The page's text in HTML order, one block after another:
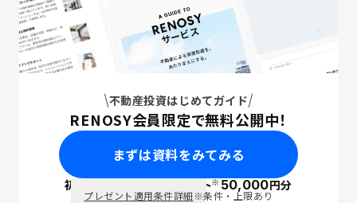
不動産投資はじめてガイド
RENOSY会員限定で無料公開中！
まずは資料をみてみる
初回面談で ポイント※50,000円分
プレゼント適用条件詳細※条件・上限あり